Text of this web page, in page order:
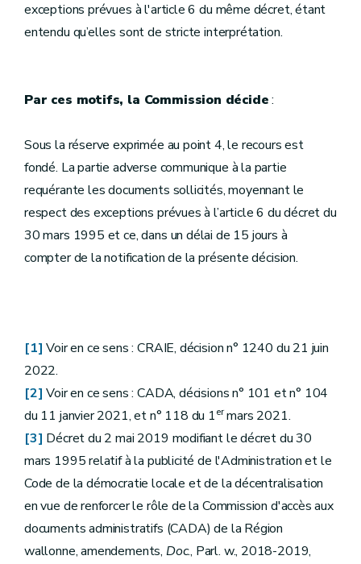
exceptions prévues à l'article 6 du même décret, étant
entendu qu’elles sont de stricte interprétation.
Par ces motifs, la Commission décide:
Sous la réserve exprimée au point 4, le recours est
fondé. La partie adverse communique à la partie
requérante les documents sollicités, moyennant le
respect des exceptions prévues à l’article 6 du décret du
30 mars 1995 et ce, dans un délai de 15 jours à
compter de la notification de la présente décision.
[1] Voir en ce sens : CRAIE, décision n° 1240 du 21 juin
2022.
[2] Voir en ce sens : CADA, décisions n° 101 et n° 104
du 11 janvier 2021, et n° 118 du 1ermars 2021.
[3] Décret du 2 mai 2019 modifiant le décret du 30
mars 1995 relatif à la publicité de l'Administration et le
Code de la démocratie locale et de la décentralisation
en vue de renforcer le rôle de la Commission d'accès aux
documents administratifs (CADA) de la Région
wallonne, amendements, Doc., Parl. w., 2018-2019,